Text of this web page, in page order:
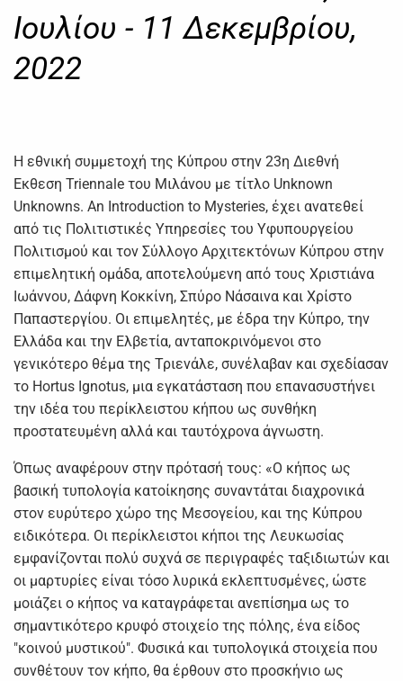
Ιουλίου - 11 Δεκεμβρίου,
2022
Η εθνική συμμετοχή της Κύπρου στην 23η Διεθνή
Εκθεση Triennale του Μιλάνου με τίτλο Unknown
Unknowns. An Introduction to Mysteries, έχει ανατεθεί
από τις Πολιτιστικές Υπηρεσίες του Υφυπουργείου
Πολιτισμού και τον Σύλλογο Αρχιτεκτόνων Κύπρου στην
επιμελητική ομάδα, αποτελούμενη από τους Χριστιάνα
Ιωάννου, Δάφνη Κοκκίνη, Σπύρο Νάσαινα και Χρίστο
Παπαστεργίου. Οι επιμελητές, με έδρα την Κύπρο, την
Ελλάδα και την Ελβετία, ανταποκρινόμενοι στο
γενικότερο θέμα της Τριενάλε, συνέλαβαν και σχεδίασαν
το Hortus Ignotus, μια εγκατάσταση που επανασυστήνει
την ιδέα του περίκλειστου κήπου ως συνθήκη
προστατευμένη αλλά και ταυτόχρονα άγνωστη.
Όπως αναφέρουν στην πρότασή τους: «Ο κήπος ως
βασική τυπολογία κατοίκησης συναντάται διαχρονικά
στον ευρύτερο χώρο της Μεσογείου, και της Κύπρου
ειδικότερα. Οι περίκλειστοι κήποι της Λευκωσίας
εμφανίζονται πολύ συχνά σε περιγραφές ταξιδιωτών και
οι μαρτυρίες είναι τόσο λυρικά εκλεπτυσμένες, ώστε
μοιάζει ο κήπος να καταγράφεται ανεπίσημα ως το
σημαντικότερο κρυφό στοιχείο της πόλης, ένα είδος
"κοινού μυστικού". Φυσικά και τυπολογικά στοιχεία που
συνθέτουν τον κήπο, θα έρθουν στο προσκήνιο ως